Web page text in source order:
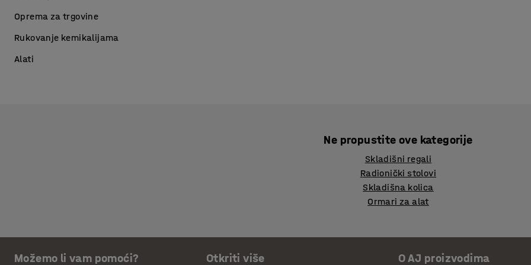
Oprema za trgovine
Rukovanje kemikalijama
Alati
Ne propustite ove kategorije
Skladišni regali
Radionički stolovi
Skladišna kolica
Ormari za alat
Možemo li vam pomoći? Otkriti više O AJ proizvodima